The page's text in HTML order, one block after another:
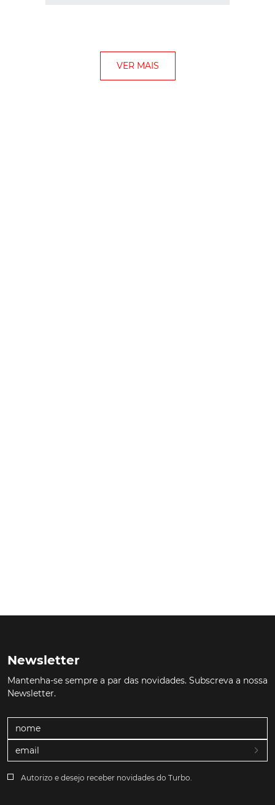
Newsletter
Mantenha-se sempre a par das novidades. Subscreva a nossa
Newsletter.
Autorizo e desejo receber novidades do Turbo.